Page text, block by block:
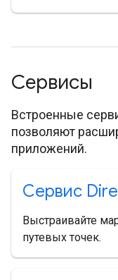
Сервисы
Встроенные
позволяют
приложений.
Сервис
Выстраивайте
путевых точек.